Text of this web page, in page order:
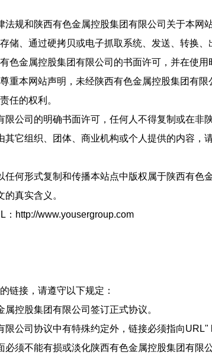
法规和陕西有色金属控股集团有限公司关于本
储、通过硬拷贝或电子抓取系统、发送、转换
色金属控股集团有限公司的书面许可，并在使
重本网站声明，未经陕西有色金属控股集团有
任的权利。
公司的明确书面许可，任何人不得复制或在非
其它组织、团体、商业机构或个人提供的内容
何形式复制和传播本站点中版权属于陕西有色
的真实含义。
：http://www.yousergroup.com
链接，请遵守以下规定：
控股集团有限公司签订正式协议。
公司协议中有特殊约定外，链接必须指向URL"
须不能有损或淡化陕西有色金属控股集团有限公